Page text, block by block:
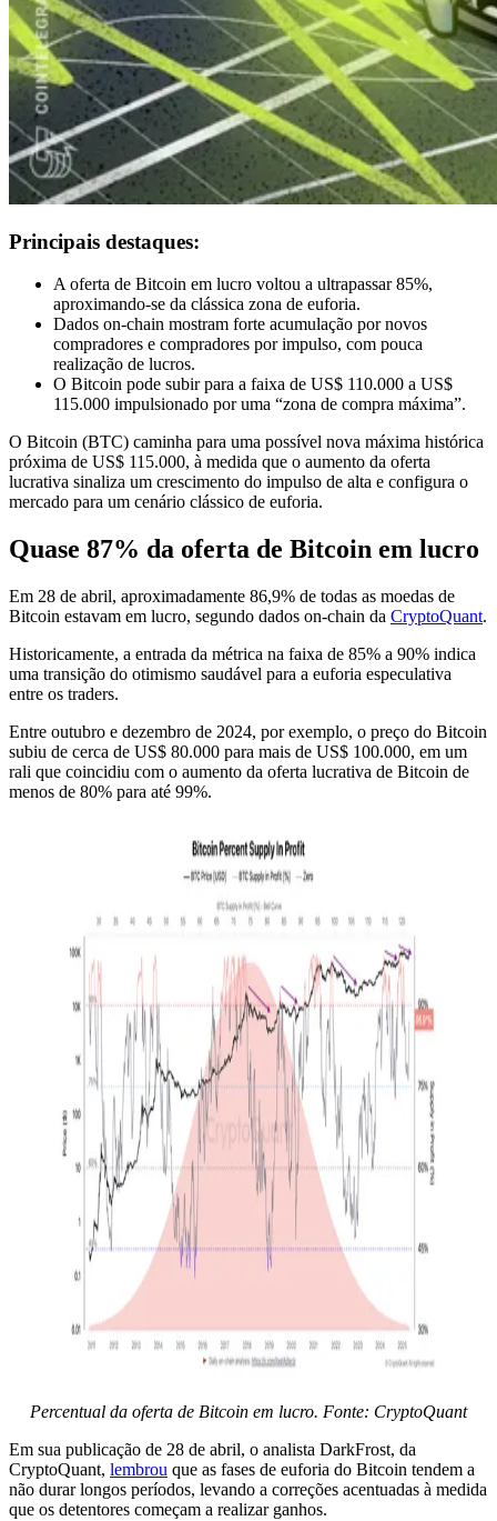
Principais destaques:
A oferta de Bitcoin em lucro voltou a ultrapassar 85%,
aproximando-se da clássica zona de euforia.
Dados on-chain mostram forte acumulação por novos
compradores e compradores por impulso, com pouca
realização de lucros.
O Bitcoin pode subir para a faixa de US$ 110.000 a US$
115.000 impulsionado por uma “zona de compra máxima”.
O Bitcoin (BTC) caminha para uma possível nova máxima histórica
próxima de US$ 115.000, à medida que o aumento da oferta
lucrativa sinaliza um crescimento do impulso de alta e configura o
mercado para um cenário clássico de euforia.
Quase 87% da oferta de Bitcoin em lucro
Em 28 de abril, aproximadamente 86,9% de todas as moedas de
Bitcoin estavam em lucro, segundo dados on-chain da CryptoQuant.
Historicamente, a entrada da métrica na faixa de 85% a 90% indica
uma transição do otimismo saudável para a euforia especulativa
entre os traders.
Entre outubro e dezembro de 2024, por exemplo, o preço do Bitcoin
subiu de cerca de US$ 80.000 para mais de US$ 100.000, em um
rali que coincidiu com o aumento da oferta lucrativa de Bitcoin de
menos de 80% para até 99%.
Percentual da oferta de Bitcoin em lucro. Fonte: CryptoQuant
Em sua publicação de 28 de abril, o analista DarkFrost, da
CryptoQuant, lembrou que as fases de euforia do Bitcoin tendem a
não durar longos períodos, levando a correções acentuadas à medida
que os detentores começam a realizar ganhos.